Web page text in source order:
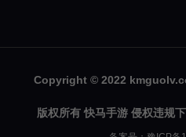
Copyright © 2022
版权所有 快马手游 侵权违规